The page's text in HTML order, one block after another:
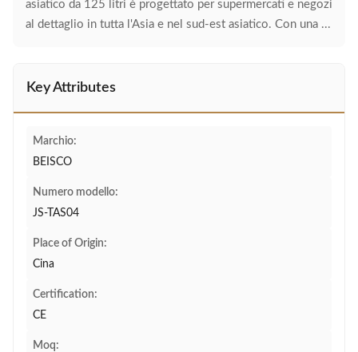
asiatico da 125 litri è progettato per supermercati e negozi
al dettaglio in tutta l'Asia e nel sud-est asiatico. Con una ...
Key Attributes
Marchio:
BEISCO
Numero modello:
JS-TAS04
Place of Origin:
Cina
Certification:
CE
Moq: